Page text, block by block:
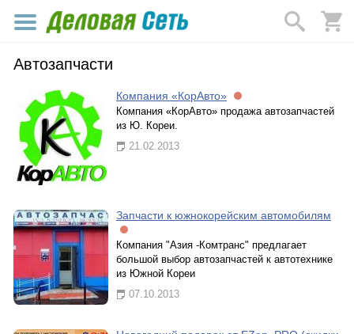
Автозапчасти
Компания «КорАвто»
Компания «КорАвто» продажа автозапчастей
из Ю. Кореи.
21.02.2013
Запчасти к южнокорейским автомобилям
Компания "Азия -Комтранс" предлагает
большой выбор автозапчастей к автотехнике
из Южной Кореи
07.10.2013